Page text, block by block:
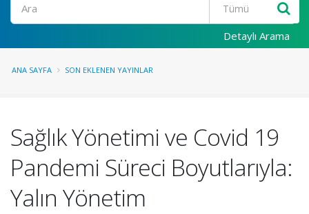
Detaylı Arama
ANA SAYFA SON EKLENEN YAYINLAR
Sağlık Yönetimi ve Covid 19
Pandemi Süreci Boyutlarıyla:
Yalın Yönetim